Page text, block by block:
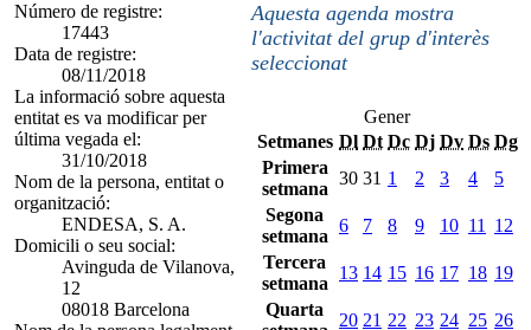
Número de registre:
17443
Data de registre:
08/11/2018
La informació sobre aquesta
entitat es va modificar per
última vegada el:
31/10/2018
Nom de la persona, entitat o
organització:
ENDESA, S. A.
Domicili o seu social:
Avinguda de Vilanova,
12
08018 Barcelona
Aquesta agenda mostra
l'activitat del grup d'interès
seleccionat
Gener
Setmanes Dl Dt Dc Dj Dv Ds Dg
Primera
setmana
30 31 1 2 3 4
5
Segona
setmana
6 7 8 9 10 11
12
Tercera
setmana
13 14 15 16 17 18 19
Quarta
20 21 22 23 24 25 26